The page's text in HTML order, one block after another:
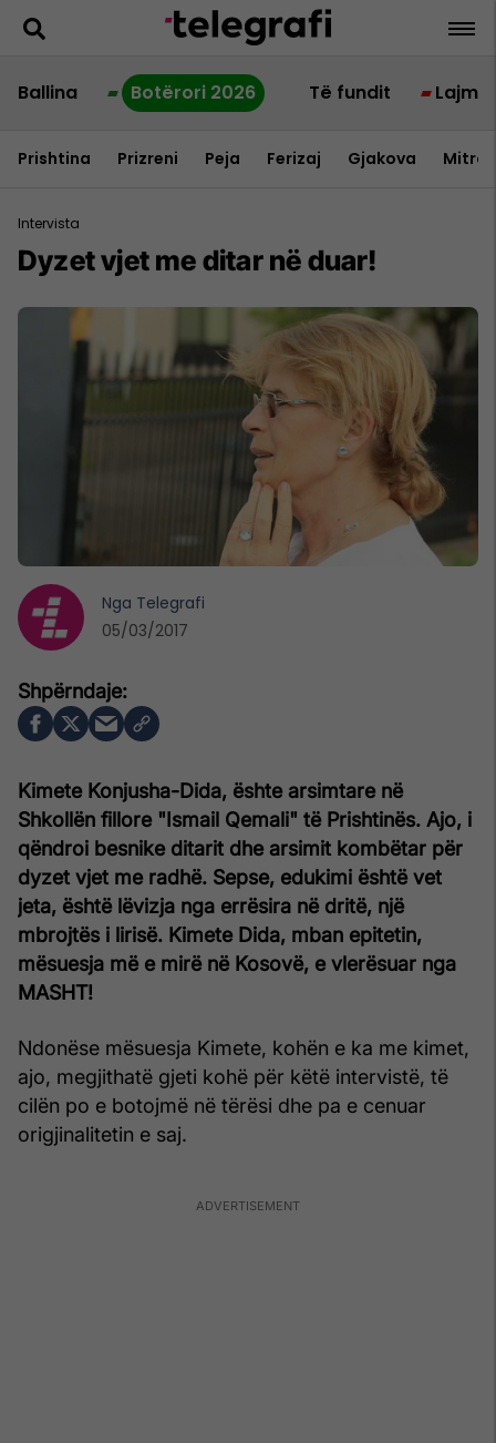
Ballina Botërori 2026 Të fundit Lajme
Prishtina Prizreni Peja Ferizaj Gjakova
Intervista
Dyzet vjet me ditar në duar!
Kimete Konjusha-Dida, ështe arsimtare në
Shkollën fillore "Ismail Qemali" të Prishtinës. Ajo, i
qëndroi besnike ditarit dhe arsimit kombëtar për
dyzet vjet me radhë. Sepse, edukimi është vet
jeta, është lëvizja nga errësira në dritë, një
mbrojtës i lirisë. Kimete Dida, mban epitetin,
mësuesja më e mirë në Kosovë, e vlerësuar nga
MASHT!
Ndonëse mësuesja Kimete, kohën e ka me kimet,
ajo, megjithatë gjeti kohë për këtë intervistë, të
cilën po e botojmë në tërësi dhe pa e cenuar
origjinalitetin e saj.
Nga Telegrafi
05/03/2017